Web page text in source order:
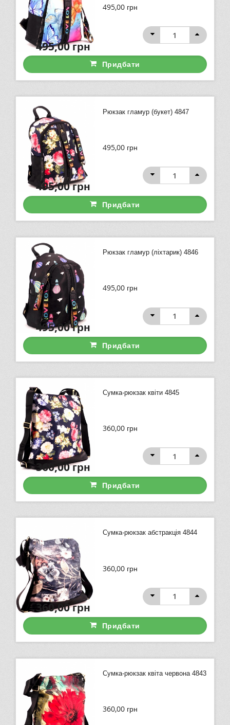
495,00 грн
495,00грн
Придбати
Рюкзак гламур (букет) 4847
495,00 грн
495,00грн
Придбати
Рюкзак гламур (ліхтарик) 4846
495,00 грн
495,00грн
Придбати
Сумка-рюкзак квіти 4845
360,00 грн
360,00грн
Придбати
Сумка-рюкзак абстракція 4844
360,00 грн
360,00грн
Придбати
Сумка-рюкзак квіта червона 4843
360,00 грн